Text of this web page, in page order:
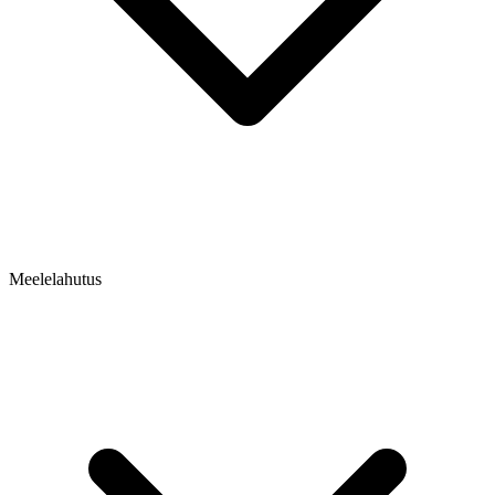
Meelelahutus